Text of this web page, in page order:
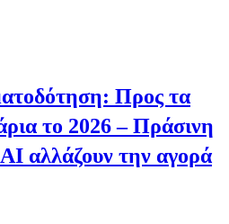
Προς τα
το 2026 – Πράσινη
αλλάζουν την αγορά